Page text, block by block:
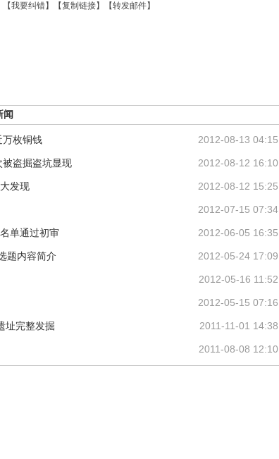
【我要纠错】【复制链接】【转发邮件】
闻
2012-08-13 04:15
万枚铜钱
2012-08-12 16:10
盗掘盗坑显现
2012-08-12 15:25
发现
2012-07-15 07:34
2012-06-05 16:35
单通过初审
2012-05-24 17:09
题内容简介
2012-05-16 11:52
2012-05-15 07:16
2011-11-01 14:38
址完整发掘
2011-08-08 12:10